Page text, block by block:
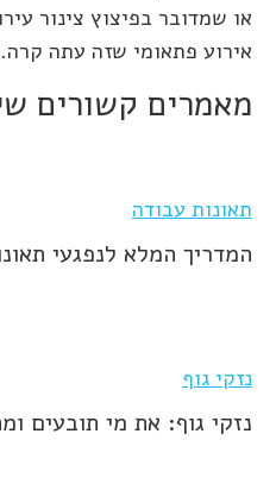
או שמדובר בפיצוץ צינור
אירוע פתאומי שזה עתה קרה.
מאמרים קשורים
תאונות עבודה
המדריך המלא לנפגעי
נזקי גוף
נזקי גוף: את מי תובעים